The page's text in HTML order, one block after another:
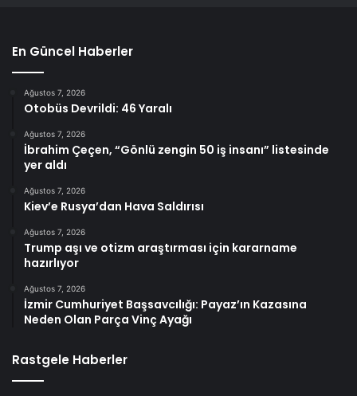
En Güncel Haberler
Ağustos 7, 2026
Otobüs Devrildi: 46 Yaralı
Ağustos 7, 2026
İbrahim Çeçen, “Gönlü zengin 50 iş insanı” listesinde
yer aldı
Ağustos 7, 2026
Kiev’e Rusya’dan Hava Saldırısı
Ağustos 7, 2026
Trump aşı ve otizm araştırması için kararname
hazırlıyor
Ağustos 7, 2026
İzmir Cumhuriyet Başsavcılığı: Payaz’ın Kazasına
Neden Olan Parça Vinç Ayağı
Rastgele Haberler